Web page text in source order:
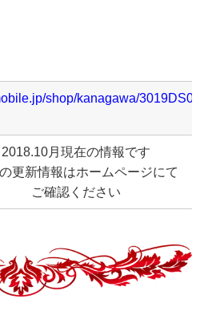
shop/kanagawa/
2018.10月現在の情報です
更新情報はホームページにて
ご確認ください